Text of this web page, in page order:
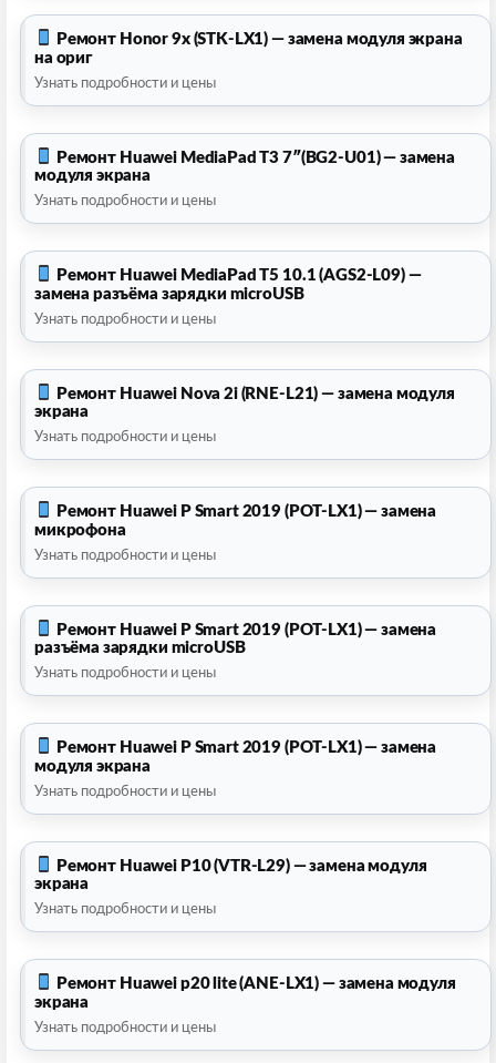
Ремонт Honor 9x (STK-LX1) — замена модуля экрана
на ориг
Узнать подробности и цены
Ремонт Huawei MediaPad T3 7″(BG2-U01) — замена
модуля экрана
Узнать подробности и цены
Ремонт Huawei MediaPad T5 10.1 (AGS2-L09) —
замена разъёма зарядки microUSB
Узнать подробности и цены
Ремонт Huawei Nova 2i (RNE-L21) — замена модуля
экрана
Узнать подробности и цены
Ремонт Huawei P Smart 2019 (POT-LX1) — замена
микрофона
Узнать подробности и цены
Ремонт Huawei P Smart 2019 (POT-LX1) — замена
разъёма зарядки microUSB
Узнать подробности и цены
Ремонт Huawei P Smart 2019 (POT-LX1) — замена
модуля экрана
Узнать подробности и цены
Ремонт Huawei P10 (VTR-L29) — замена модуля
экрана
Узнать подробности и цены
Ремонт Huawei p20 lite (ANE-LX1) — замена модуля
экрана
Узнать подробности и цены